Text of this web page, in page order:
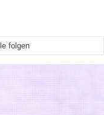
folgen